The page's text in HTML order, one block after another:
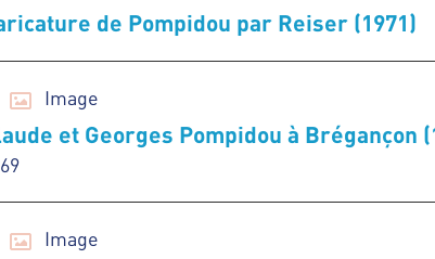
de Pompidou par Reiser (1971)
Image
et Georges Pompidou à Brégançon
Image